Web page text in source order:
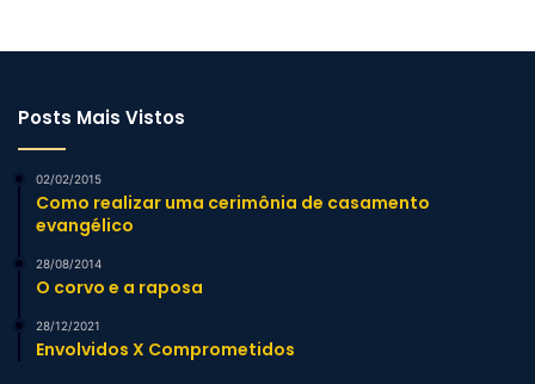
Posts Mais Vistos
02/02/2015
Como realizar uma cerimônia de casamento
evangélico
28/08/2014
O corvo e a raposa
28/12/2021
Envolvidos X Comprometidos